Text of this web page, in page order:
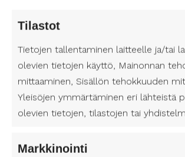
Tilastot
Tietojen tallentaminen laitteelle ja/tai
olevien tietojen käyttö, Mainonnan
mittaaminen, Sisällön tehokkuuden
Yleisöjen ymmärtäminen eri lähteistä
olevien tietojen, tilastojen tai
Markkinointi
menoista ja tapahtumista, ja
esteettömyystiedot.
Henkilökohtainen avustaja
Kulttuuritapahtumat voivat tuoda iloa
mielenkiintoa elämään, mutta
Henkilökohtainen avustaja voi olla